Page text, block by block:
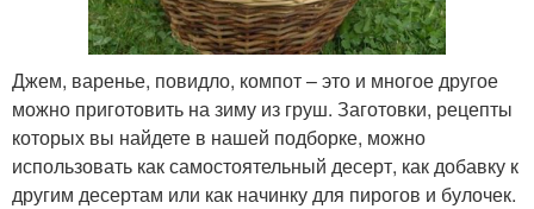
Джем, варенье, повидло, компот – это и многое другое
можно приготовить на зиму из груш. Заготовки, рецепты
которых вы найдете в нашей подборке, можно
использовать как самостоятельный десерт, как добавку к
другим десертам или как начинку для пирогов и булочек.